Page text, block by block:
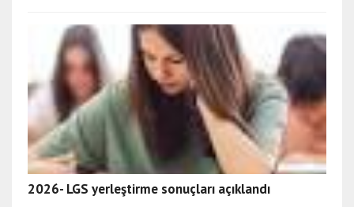
2026- LGS yerleştirme sonuçları açıklandı